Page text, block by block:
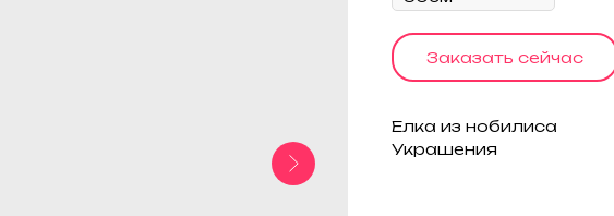
Заказать сейчас
Елка из нобилиса
Украшения